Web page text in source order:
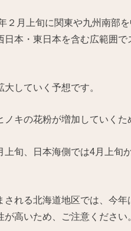
月上旬に関東や九州南部
本・東日本を含む広範囲
していく予想です。
キの花粉が増加していくた
旬、日本海側では4月上旬
れる北海道地区では、今
高いため、ご注意ください。